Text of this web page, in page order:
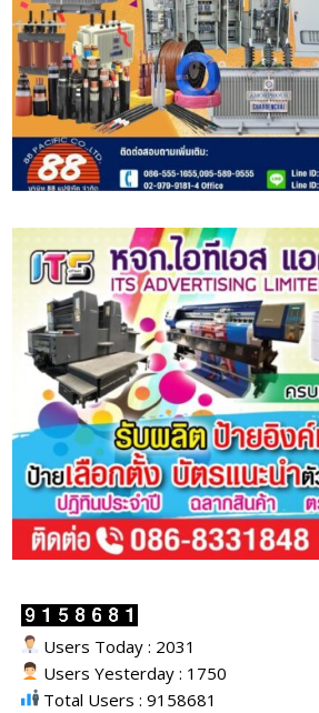
Users Today : 2031
Users Yesterday : 1750
Total Users : 9158681